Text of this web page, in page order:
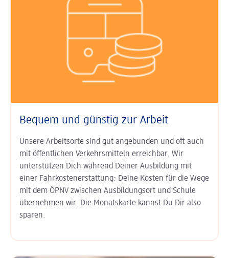
Bequem und günstig zur Arbeit
Unsere Arbeitsorte sind gut an­ge­bunden und oft auch
mit öffent­lichen Verkehrs­mitteln erreichbar. Wir
unterstützen Dich während Deiner Aus­bildung mit
einer Fahr­kosten­erstat­tung: Deine Kosten für die Wege
mit dem ÖPNV zwischen Ausbildungs­ort und Schule
übernehmen wir. Die Monats­karte kannst Du Dir also
sparen.